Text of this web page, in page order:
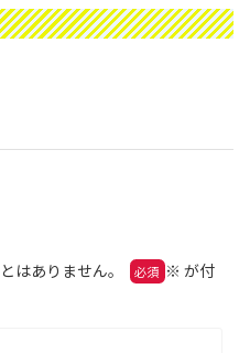
はありません。 ※ が付